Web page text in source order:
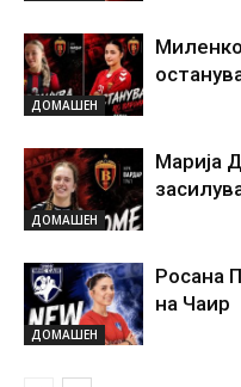
ДОМАШЕН
ДОМАШЕН
Марија
ДОМАШЕН
Росана
на Чаир